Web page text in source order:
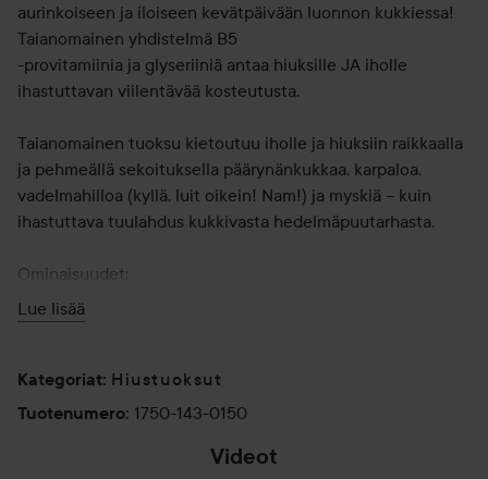
aurinkoiseen ja iloiseen kevätpäivään luonnon kukkiessa!
Taianomainen yhdistelmä B5
-provitamiinia ja glyseriiniä antaa hiuksille JA iholle
ihastuttavan viilentävää kosteutusta.
Taianomainen tuoksu kietoutuu iholle ja hiuksiin raikkaalla
ja pehmeällä sekoituksella päärynänkukkaa, karpaloa,
vadelmahilloa (kyllä, luit oikein! Nam!) ja myskiä – kuin
ihastuttava tuulahdus kukkivasta hedelmäpuutarhasta.
Ominaisuudet:
-Kosteuttava tuoksusuihke hiuksille ja vartalolle
-Välittömästi kosteuttava
-Helppo ottaa mukaan
-Täydellinen nopeaan ehostukseen
-Ei jätä tahmaista tunnetta
Lue lisää
Kategoriat: Hiustuoksut
Tuotenumero: 1750-143-0150
Videot